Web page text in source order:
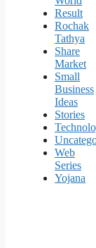
Result
Rochak
Tathya
Share
Market
Small
Business
Ideas
Stories
Web
Series
Yojana